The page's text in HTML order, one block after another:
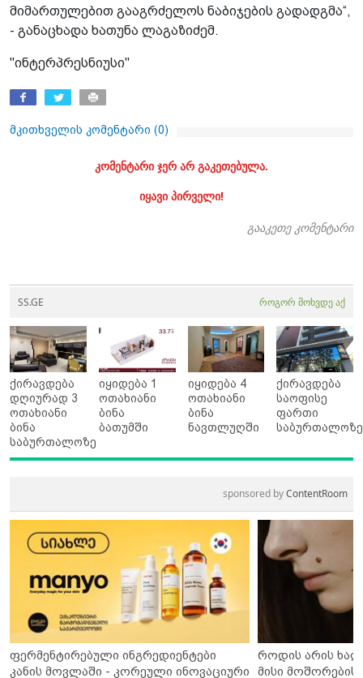
მიმართულებით გააგრძელოს ნაბიჯების გადადგმა“,
- განაცხადა ხათუნა ლაგაზიძემ.
"ინტერპრესნიუსი"
მკითხველის კომენტარი (0)
კომენტარი ჯერ არ გაკეთებულა.
იყავი პირველი!
გააკეთე კომენტარი
SS.GE როგორ მოხვდე აქ
ქირავდება
დღიურად 3
ოთახიანი
ბინა
საბურთალოზე
იყიდება 1
ოთახიანი
ბინა
ბათუმში
იყიდება 4
ოთახიანი
ბინა
ნავთლუღში
ქირავდება
საოფისე
ფართი
საბურთალოზე
sponsored byContentRoom
ფერმენტირებული ინგრედიენტები
კანის მოვლაში - კორეული ინოვაციური
როდის არის
მისი მოშორების